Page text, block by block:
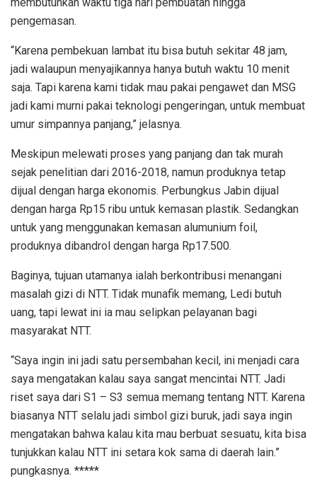
pengemasan.
“Karena pembekuan lambat itu bisa butuh sekitar 48 jam,
jadi walaupun menyajikannya hanya butuh waktu 10 menit
saja. Tapi karena kami tidak mau pakai pengawet dan MSG
jadi kami murni pakai teknologi pengeringan, untuk membuat
umur simpannya panjang,” jelasnya.
Meskipun melewati proses yang panjang dan tak murah
sejak penelitian dari 2016-2018, namun produknya tetap
dijual dengan harga ekonomis. Perbungkus Jabin dijual
dengan harga Rp15 ribu untuk kemasan plastik. Sedangkan
untuk yang menggunakan kemasan alumunium foil,
produknya dibandrol dengan harga Rp17.500.
Baginya, tujuan utamanya ialah berkontribusi menangani
masalah gizi di NTT. Tidak munafik memang, Ledi butuh
uang, tapi lewat ini ia mau selipkan pelayanan bagi
masyarakat NTT.
“Saya ingin ini jadi satu persembahan kecil, ini menjadi cara
saya mengatakan kalau saya sangat mencintai NTT. Jadi
riset saya dari S1 – S3 semua memang tentang NTT. Karena
biasanya NTT selalu jadi simbol gizi buruk, jadi saya ingin
mengatakan bahwa kalau kita mau berbuat sesuatu, kita bisa
tunjukkan kalau NTT ini setara kok sama di daerah lain.”
pungkasnya. *****